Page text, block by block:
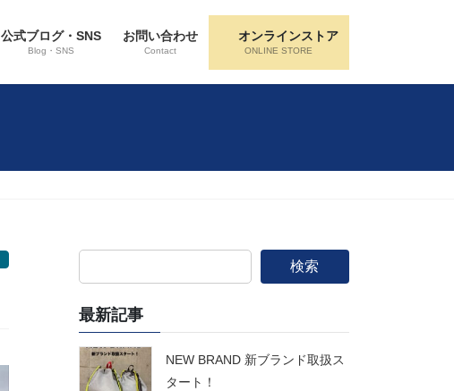
公式ブログ・SNS
Blog・SNS
お問い合わせ
Contact
オンラインストア
ONLINE STORE
検索
最新記事
NEW BRAND 新ブランド取扱ス
タート！